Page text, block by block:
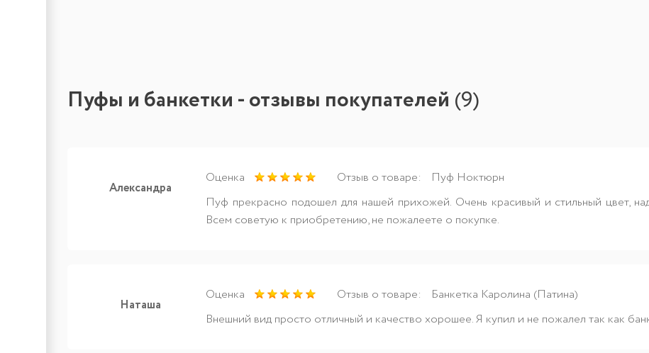
Пуфы и банкетки - отзывы покупателей (9)
Александра
Оценка Отзыв о товаре:
Пуф Ноктюрн
Пуф прекрасно подошел для нашей прихожей. Очень красивый и стильный цвет,
Всем советую к приобретению, не пожалеете о покупке.
Наташа
Оценка Отзыв о товаре:
Банкетка Каролина (Патина)
Внешний вид просто отличный и качество хорошее. Я купил и не пожалел так как